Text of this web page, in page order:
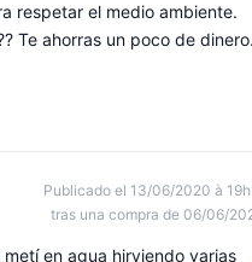
respetar el medio ambiente.
Te ahorras un poco de
Publicado el 13/06/2020 à
tras una compra de 06/06/
en agua hirviendo varias